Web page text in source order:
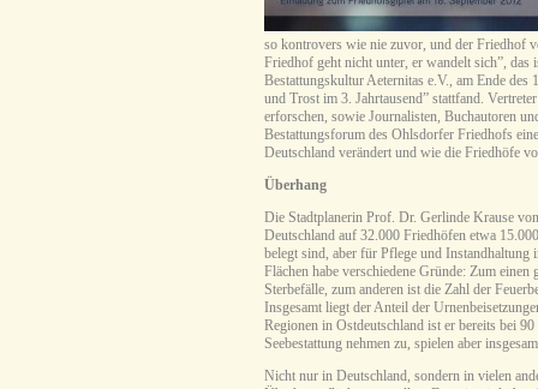
so kontrovers wie nie zuvor, und der Friedhof
Friedhof geht nicht unter, er wandelt sich”, das
Bestattungskultur Aeternitas e.V., am Ende
und Trost im 3. Jahrtausend” stattfand.
erforschen, sowie Journalisten, Buchautoren
Bestattungsforum des Ohlsdorfer Friedhofs
Deutschland verändert und wie die Friedhöfe
Überhang
Die Stadtplanerin Prof. Dr. Gerlinde Krause
Deutschland auf 32.000 Friedhöfen etwa
belegt sind, aber für Pflege und
Flächen habe verschiedene Gründe: Zum
Sterbefälle, zum anderen ist die Zahl der
Insgesamt liegt der Anteil der
Regionen in Ostdeutschland ist er bereits bei
Seebestattung nehmen zu, spielen aber
Nicht nur in Deutschland, sondern in vielen